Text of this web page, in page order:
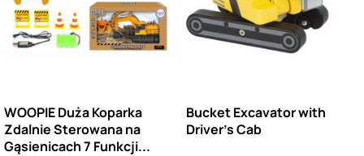
WOOPIE Duża Koparka
Zdalnie Sterowana na
Gąsienicach 7 Funkcji...
Bucket Excavator with
Driver's Cab